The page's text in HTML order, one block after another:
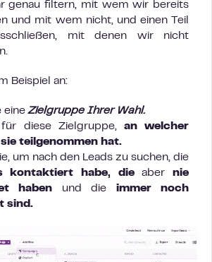
genau filtern, mit wem wir bereits
und mit wem nicht, und einen Teil
mit denen wir nicht
Beispiel an:
eineZielgruppe Ihrer Wahl.
diese Zielgruppe, an welcher
sie teilgenommen hat.
um nach den Leads zu suchen, die
kontaktiert habe,
dieabernie
haben und die immer noch
sind.